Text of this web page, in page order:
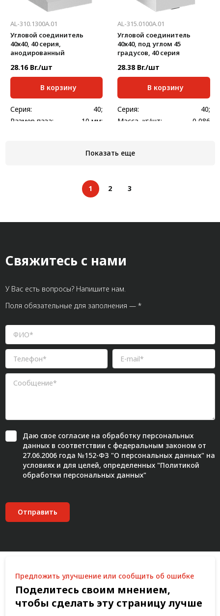
AL-310.1300A.01
Угловой соединитель
40х40, 40 серия,
анодированный
28.16 Br./шт
В корзину
Серия:
40;
Размер паза:
10 мм;
AL-315.0100A.01
Угловой соединитель
40х40, под углом 45
градусов, 40 серия
28.38 Br./шт
В корзину
Серия:
40;
Масса, кг/шт:
0,086
Показать еще
1 2 3
Свяжитесь с нами
У Вас есть вопросы? Напишите нам.
Поля обязательные для заполнения — *
Даю свое согласиена обработку персональных
данных в соответствии с федеральным законом от
27.06.2006 года №152-ФЗ "О персональных данных" на
условиях и для целей, определенных "Политикой
обработки персональных данных"
Отправить
Предложить улучшение или сообщить об ошибке
Поделитесь своим мнением,
чтобы сделать эту страницу лучше